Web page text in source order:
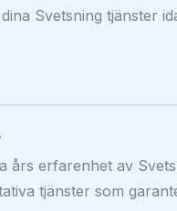
Svetsning tjänster
års erfarenhet av
tjänster som